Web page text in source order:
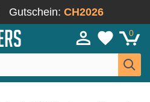
Gutschein: CH2026
0